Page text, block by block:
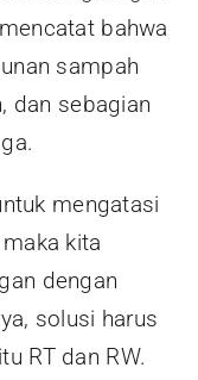
mencatat bahwa
sampah
dan sebagian
mengatasi
kita
dengan
solusi harus
RT dan RW.